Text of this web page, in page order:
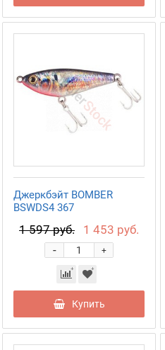
Джеркбэйт BOMBER
BSWDS4 367
1 597 руб. 1 453 руб.
+
-
Купить